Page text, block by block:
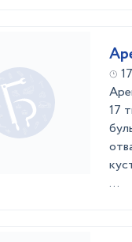
17
...